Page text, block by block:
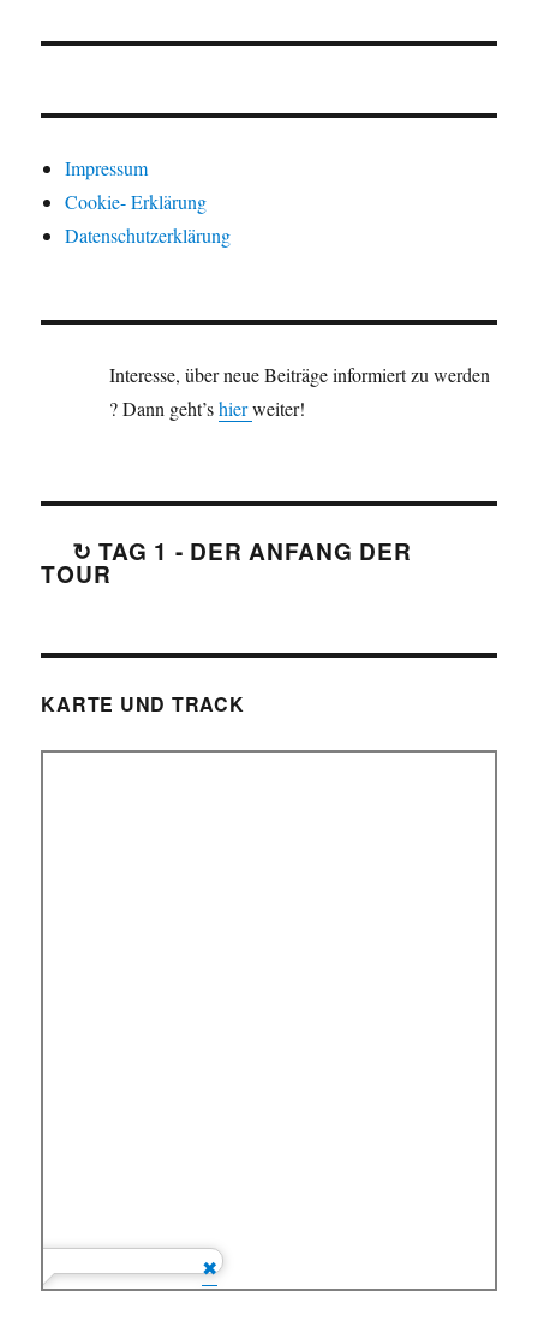
Impressum
Cookie- Erklärung
Datenschutzerklärung
Interesse, über neue Beiträge informiert zu werden
? Dann geht’shierweiter!
↻ TAG 1 - DER ANFANG DER
TOUR
KARTE UND TRACK